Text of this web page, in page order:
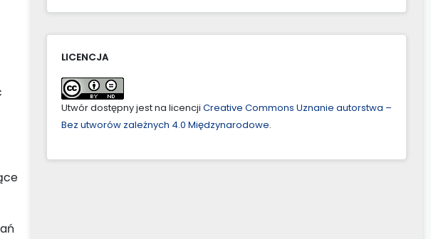
LICENCJA
Utwór dostępny jest na licencji Creative Commons Uznanie autorstwa –
Bez utworów zależnych 4.0 Międzynarodowe.